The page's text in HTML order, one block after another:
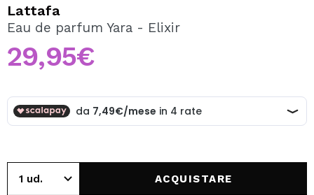
Creando un account su Maquibeauty.it potrai fare i tuoi
acquisti velocemente, controllare lo stato dei tuoi ordini e
consultare le tue operazioni precedenti.
CREARE UN ACCOUNT
Lattafa
Eau de parfum Yara - Elixir
29,95€
ACQUISTARE